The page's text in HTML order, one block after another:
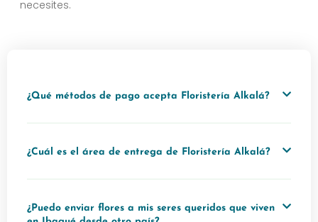
necesites.
¿Qué métodos de pago acepta Floristería Alkalá?
¿Cuál es el área de entrega de Floristería Alkalá?
¿Puedo enviar flores a mis seres queridos que viven